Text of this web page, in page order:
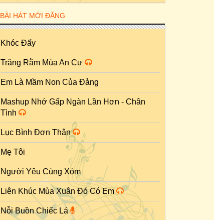
BÀI HÁT MỚI ĐĂNG
Khóc Đấy
Trăng Rằm Mùa An Cư
Em Là Mầm Non Của Đảng
Mashup Nhớ Gấp Ngàn Lần Hơn - Chân
Tình
Lục Bình Đơn Thân
Mẹ Tôi
Người Yêu Cùng Xóm
Liên Khúc Mùa Xuân Đó Có Em
Nỗi Buồn Chiếc Lá